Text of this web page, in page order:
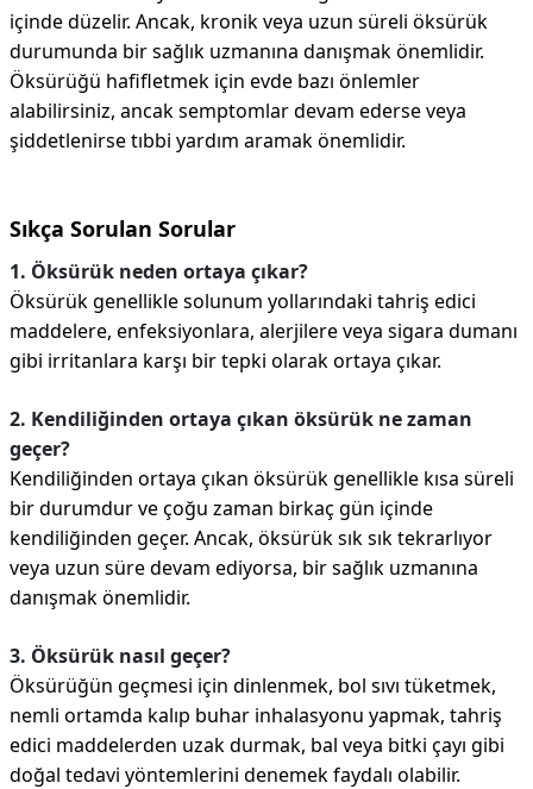
içinde düzelir. Ancak, kronik veya uzun süreli öksürük
durumunda bir sağlık uzmanına danışmak önemlidir.
Öksürüğü hafifletmek için evde bazı önlemler
alabilirsiniz, ancak semptomlar devam ederse veya
şiddetlenirse tıbbi yardım aramak önemlidir.
Sıkça Sorulan Sorular
1. Öksürük neden ortaya çıkar?
Öksürük genellikle solunum yollarındaki tahriş edici
maddelere, enfeksiyonlara, alerjilere veya sigara dumanı
gibi irritanlara karşı bir tepki olarak ortaya çıkar.
2. Kendiliğinden ortaya çıkan öksürük ne zaman
geçer?
Kendiliğinden ortaya çıkan öksürük genellikle kısa süreli
bir durumdur ve çoğu zaman birkaç gün içinde
kendiliğinden geçer. Ancak, öksürük sık sık tekrarlıyor
veya uzun süre devam ediyorsa, bir sağlık uzmanına
danışmak önemlidir.
3. Öksürük nasıl geçer?
Öksürüğün geçmesi için dinlenmek, bol sıvı tüketmek,
nemli ortamda kalıp buhar inhalasyonu yapmak, tahriş
edici maddelerden uzak durmak, bal veya bitki çayı gibi
doğal tedavi yöntemlerini denemek faydalı olabilir.